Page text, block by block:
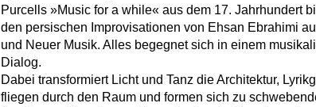
Purcells »Music for a while« aus dem 17. Jahrhundert
den persischen Improvisationen von Ehsan Ebrahimi
und Neuer Musik. Alles begegnet sich in einem
Dialog.
Dabei transformiert Licht und Tanz die Architektur,
fliegen durch den Raum und formen sich zu